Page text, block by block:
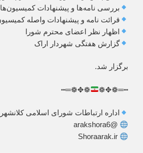
بررسی نامه‌ها و پیشنهادات
قرائت نامه و پیشنهادات واصله
اظهار نظر اعضای محترم شورا
گزارش هفتگی شهردار اراک
برگزار شد.
┅═❁✥❁
❁✥❁═┅
اداره ارتباطات شورای اسلامی
@arakshora6
Shoraarak.ir